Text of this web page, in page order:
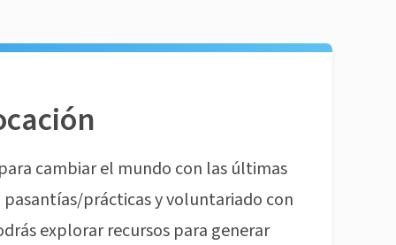
cambiar el mundo con las últimas
prácticas y voluntariado con
explorar recursos para generar